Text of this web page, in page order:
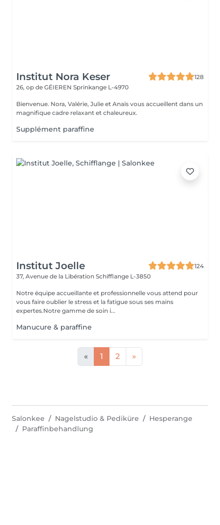
Institut Nora Keser
128
26, op de GÉIEREN Sprinkange L-4970
Bienvenue. Nora, Valérie, Julie et Anaïs vous accueillent dans un
magnifique cadre relaxant et chaleureux.
Supplément paraffine
Institut Joelle
124
37, Avenue de la Libération Schifflange L-3850
Notre équipe accueillante et professionnelle vous attend pour
vous faire oublier le stress et la fatigue sous ses mains
expertes.Notre gamme de soin i...
Manucure & paraffine
« 1 2 »
Salonkee Nagelstudio & Pediküre
Hesperange
Paraffinbehandlung